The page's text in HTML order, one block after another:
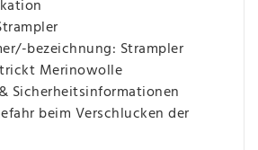
bezeichnung: Strampler
Merinowolle
Sicherheitsinformationen
beim Verschlucken der